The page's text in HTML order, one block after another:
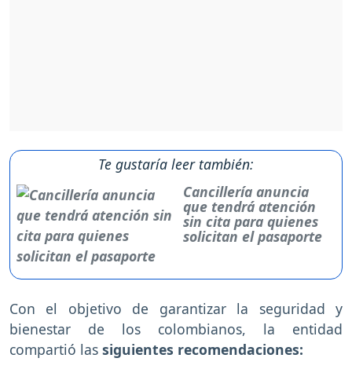
Te gustaría leer también:
Cancillería anuncia
que tendrá atención
sin cita para quienes
solicitan el pasaporte
Con el objetivo de garantizar la seguridad y
bienestar de los colombianos, la entidad
compartió las siguientes recomendaciones: